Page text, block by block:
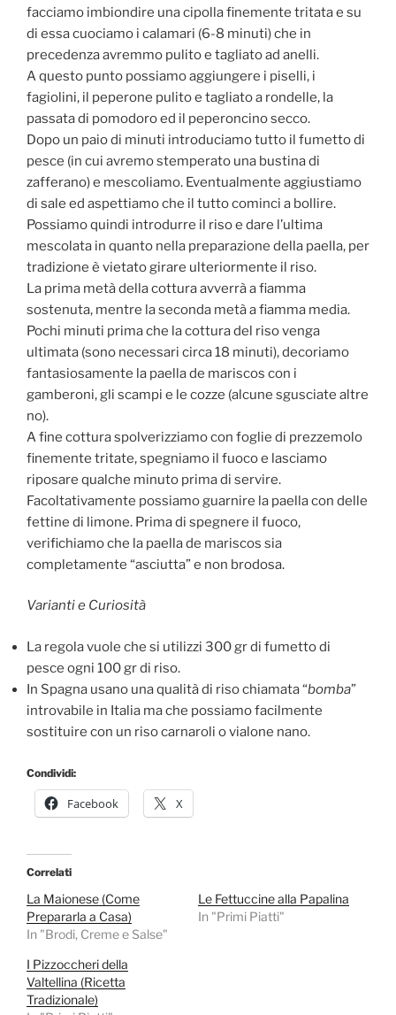
facciamo imbiondire una cipolla finemente tritata e su
di essa cuociamo i calamari (6-8 minuti) che in
precedenza avremmo pulito e tagliato ad anelli.
A questo punto possiamo aggiungere i piselli, i
fagiolini, il peperone pulito e tagliato a rondelle, la
passata di pomodoro ed il peperoncino secco.
Dopo un paio di minuti introduciamo tutto il fumetto di
pesce (in cui avremo stemperato una bustina di
zafferano) e mescoliamo. Eventualmente aggiustiamo
di sale ed aspettiamo che il tutto cominci a bollire.
Possiamo quindi introdurre il riso e dare l’ultima
mescolata in quanto nella preparazione della paella, per
tradizione è vietato girare ulteriormente il riso.
La prima metà della cottura avverrà a fiamma
sostenuta, mentre la seconda metà a fiamma media.
Pochi minuti prima che la cottura del riso venga
ultimata (sono necessari circa 18 minuti), decoriamo
fantasiosamente la paella de mariscos con i
gamberoni, gli scampi e le cozze (alcune sgusciate altre
no).
A fine cottura spolverizziamo con foglie di prezzemolo
finemente tritate, spegniamo il fuoco e lasciamo
riposare qualche minuto prima di servire.
Facoltativamente possiamo guarnire la paella con delle
fettine di limone. Prima di spegnere il fuoco,
verifichiamo che la paella de mariscos sia
completamente “asciutta” e non brodosa.
Varianti e Curiosità
La regola vuole che si utilizzi 300 gr di fumetto di
pesce ogni 100 gr di riso.
In Spagna usano una qualità di riso chiamata “bomba”
introvabile in Italia ma che possiamo facilmente
sostituire con un riso carnaroli o vialone nano.
Condividi:
Facebook X
Correlati
La Maionese (Come
Prepararla a Casa)
In "Brodi, Creme e Salse"
Le Fettuccine alla Papalina
In "Primi Piatti"
I Pizzoccheri della
Valtellina (Ricetta
Tradizionale)